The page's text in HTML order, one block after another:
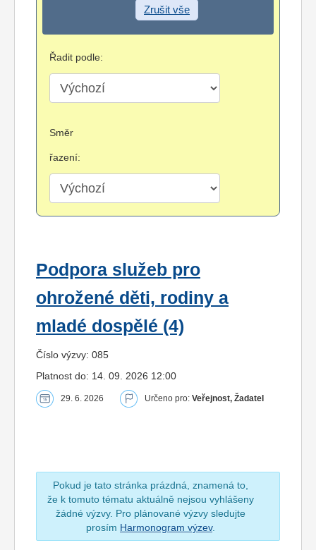
Zrušit vše
Řadit podle:
Směr
řazení:
Podpora služeb pro
ohrožené děti, rodiny a
mladé dospělé (4)
Číslo výzvy: 085
Platnost do: 14. 09. 2026 12:00
29. 6. 2026 Určeno pro: Veřejnost, Žadatel
Pokud je tato stránka prázdná, znamená to,
že k tomuto tématu aktuálně nejsou vyhlášeny
žádné výzvy. Pro plánované výzvy sledujte
prosím Harmonogram výzev.